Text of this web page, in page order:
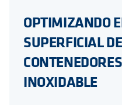
OPTIMIZANDO
SUPERFICIAL
INOXIDABLE